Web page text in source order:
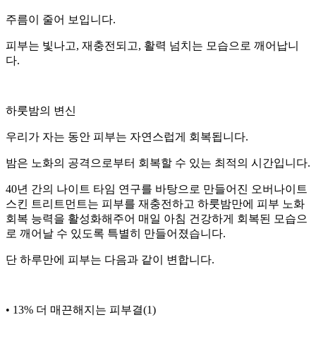
주름이 줄어 보입니다.
피부는 빛나고, 재충전되고, 활력 넘치는 모습으로 깨어납니
다.
하룻밤의 변신
우리가 자는 동안 피부는 자연스럽게 회복됩니다.
밤은 노화의 공격으로부터 회복할 수 있는 최적의 시간입니다.
40년 간의 나이트 타임 연구를 바탕으로 만들어진 오버나이트
스킨 트리트먼트는 피부를 재충전하고 하룻밤만에 피부 노화
회복 능력을 활성화해주어 매일 아침 건강하게 회복된 모습으
로 깨어날 수 있도록 특별히 만들어졌습니다.
단 하루만에 피부는 다음과 같이 변합니다.
• 13% 더 매끈해지는 피부결(1)